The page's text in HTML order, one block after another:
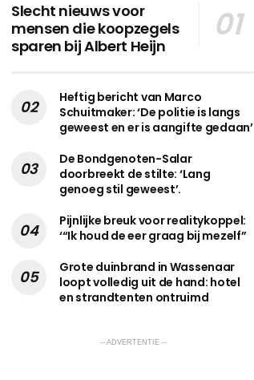
Slecht nieuws voor
mensen die koopzegels
sparen bij Albert Heijn
Heftig bericht van Marco
Schuitmaker: ‘De politie is langs
geweest en er is aangifte gedaan’
De Bondgenoten-Salar
doorbreekt de stilte: ‘Lang
genoeg stil geweest’.
Pijnlijke breuk voor realitykoppel:
‘“Ik houd de eer graag bij mezelf”
Grote duinbrand in Wassenaar
loopt volledig uit de hand: hotel
en strandtenten ontruimd
-- ADVERTENTIE --